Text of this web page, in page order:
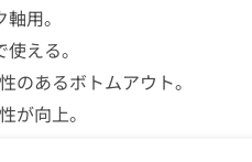
用。
える。
あるボトムアウト。
が向上。
ウト。